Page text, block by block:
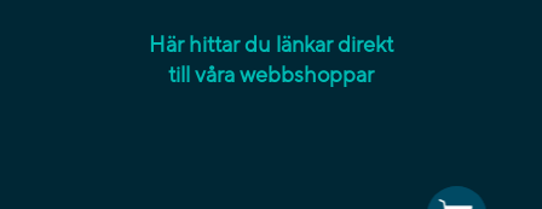
Här hittar du länkar direkt
till våra webbshoppar